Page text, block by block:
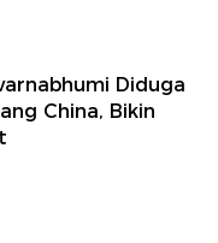
Diduga
China, Bikin